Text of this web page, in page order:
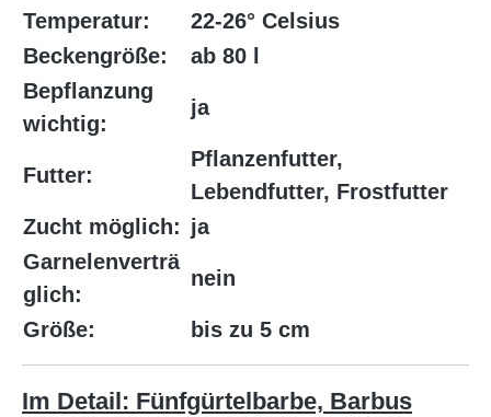
Temperatur:
22-26° Celsius
Beckengröße:
ab 80 l
Bepflanzung
wichtig:
ja
Futter:
Pflanzenfutter,
Lebendfutter, Frostfutter
Zucht möglich: ja
Garnelenverträ
glich:
nein
Größe: bis zu 5 cm
Im Detail: Fünfgürtelbarbe, Barbus